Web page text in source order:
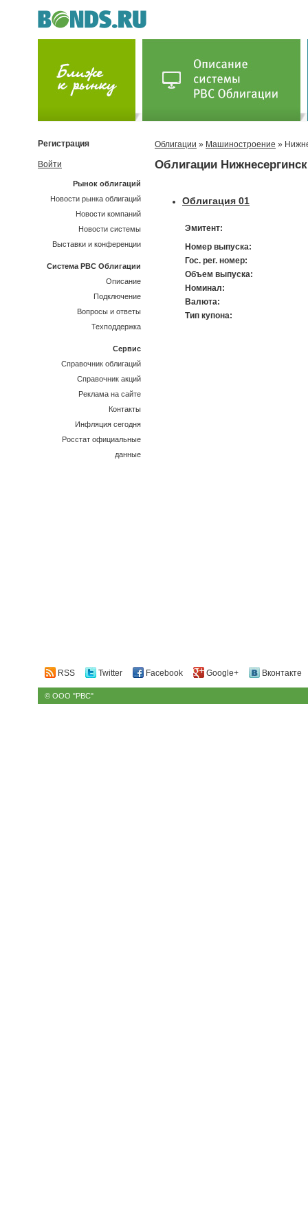
Облигации » Машиностроение »
Облигации
Облигация 01
Эмитент:
Номер выпуска:
Гос. рег. номер:
Объем выпуска:
Номинал:
Валюта:
Тип купона:
Регистрация
Войти
Рынок облигаций
Новости рынка облигаций
Новости компаний
Новости системы
Выставки и конференции
Система РВС Облигации
Описание
Подключение
Вопросы и ответы
Техподдержка
Сервис
Справочник облигаций
Справочник акций
Реклама на сайте
Контакты
Инфляция сегодня
Росстат официальные
данные
RSS Twitter Facebook Google+ Вконтакте
© ООО "РВС"